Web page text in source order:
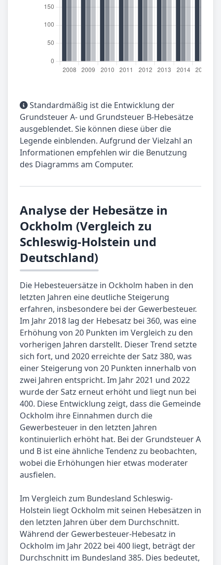
Standardmäßig ist die Entwicklung der
Grundsteuer A- und Grundsteuer B-Hebesätze
ausgeblendet. Sie können diese über die
Legende einblenden. Aufgrund der Vielzahl an
Informationen empfehlen wir die Benutzung
des Diagramms am Computer.
Analyse der Hebesätze in
Ockholm (Vergleich zu
Schleswig-Holstein und
Deutschland)
Die Hebesteuersätze in Ockholm haben in den
letzten Jahren eine deutliche Steigerung
erfahren, insbesondere bei der Gewerbesteuer.
Im Jahr 2018 lag der Hebesatz bei 360, was eine
Erhöhung von 20 Punkten im Vergleich zu den
vorherigen Jahren darstellt. Dieser Trend setzte
sich fort, und 2020 erreichte der Satz 380, was
einer Steigerung von 20 Punkten innerhalb von
zwei Jahren entspricht. Im Jahr 2021 und 2022
wurde der Satz erneut erhöht und liegt nun bei
400. Diese Entwicklung zeigt, dass die Gemeinde
Ockholm ihre Einnahmen durch die
Gewerbesteuer in den letzten Jahren
kontinuierlich erhöht hat. Bei der Grundsteuer A
und B ist eine ähnliche Tendenz zu beobachten,
wobei die Erhöhungen hier etwas moderater
ausfielen.
Im Vergleich zum Bundesland Schleswig-
Holstein liegt Ockholm mit seinen Hebesätzen in
den letzten Jahren über dem Durchschnitt.
Während der Gewerbesteuer-Hebesatz in
Ockholm im Jahr 2022 bei 400 liegt, beträgt der
Durchschnitt im Bundesland 385. Dies bedeutet,